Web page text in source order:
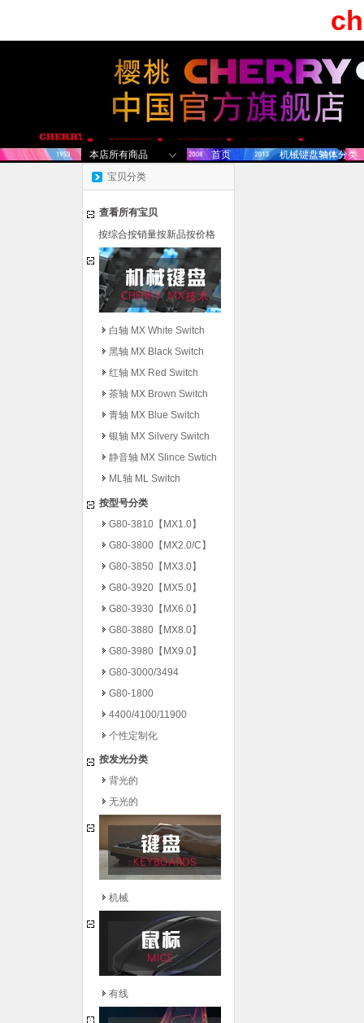
本店所有商品 首页
机械键盘轴体分类
宝贝分类
查看所有宝贝
按综合按销量按新品按价格
白轴 MX White Switch
黑轴 MX Black Switch
红轴 MX Red Switch
茶轴 MX Brown Switch
青轴 MX Blue Switch
银轴 MX Silvery Switch
静音轴 MX Slince Swtich
ML轴 ML Switch
按型号分类
G80-3810【MX1.0】
G80-3800【MX2.0/C】
G80-3850【MX3.0】
G80-3920【MX5.0】
G80-3930【MX6.0】
G80-3880【MX8.0】
G80-3980【MX9.0】
G80-3000/3494
G80-1800
4400/4100/11900
个性定制化
按发光分类
背光的
无光的
机械
有线